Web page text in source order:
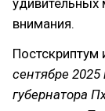
удивительных
внимания.
Постскриптум
сентябре
губернатора